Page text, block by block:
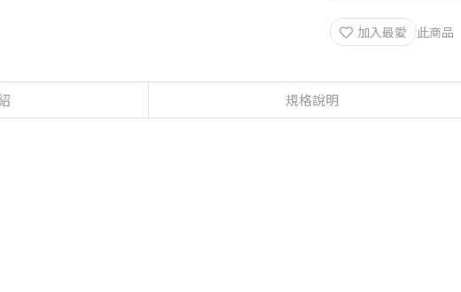
加入最愛 此商品
規格說明